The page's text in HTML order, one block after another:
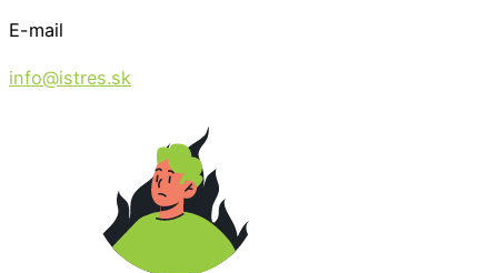
E-mail
info@istres.sk